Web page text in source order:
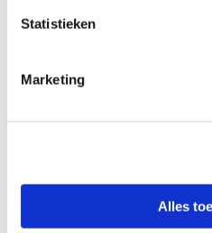
Statistieken
Marketing
Alles
Vis Autoschade is een
in de